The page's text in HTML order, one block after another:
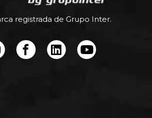
registrada de Grupo Inter.